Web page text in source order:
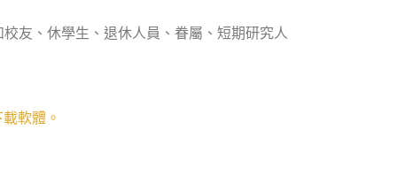
友、休學生、退休人員、眷屬、短期研究人
軟體。